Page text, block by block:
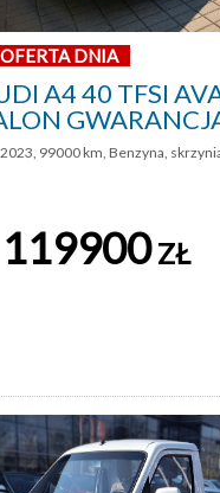
OFERTA DNIA
A4 40 TFSI
99000 km, Benzyna,
119900ZŁ